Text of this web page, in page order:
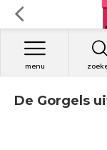
menu
De Gorgels